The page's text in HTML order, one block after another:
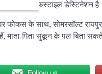
एक सच्चा लाइफस्टाइल डेस्टिनेशन
के साथ, सोमरसॉल्ट रायपुर
पिता सुकून के पल बिता सकते